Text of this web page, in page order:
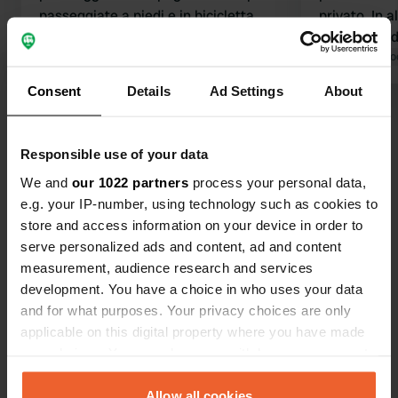
Consent Details Ad Settings About
Responsible use of your data
We and our 1022 partners process your personal data,
e.g. your IP-number, using technology such as cookies to
store and access information on your device in order to
serve personalized ads and content, ad and content
measurement, audience research and services
development. You have a choice in who uses your data
and for what purposes. Your privacy choices are only
applicable on this digital property where you have made
any time from the Cookie Declaration or by clicking on
the Privacy trigger icon.
passeggiate a piedi e in bicicletta
sia stato a Sesto noterà la differenza
Colazione: ok, ma mi è mancato il
buffet è una delizia. Abbiamo 11 corsi
Fatto! 2 notti: 276€, più 78€ 1x buffet
e più bevande
privato. In
Nel prezzo
ricca
il
Tradotto da
Visualizza tutte le 8 recensioni
Contatto
Redder Straße 421
Copia